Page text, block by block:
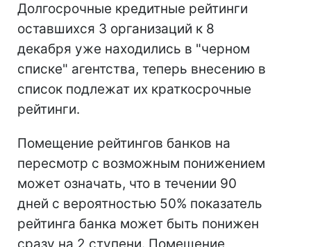
Долгосрочные кредитные рейтинги
оставшихся 3 организаций к 8
декабря уже находились в "черном
списке" агентства, теперь внесению в
список подлежат их краткосрочные
рейтинги.
Помещение рейтингов банков на
пересмотр с возможным понижением
может означать, что в течении 90
дней с вероятностью 50% показатель
рейтинга банка может быть понижен